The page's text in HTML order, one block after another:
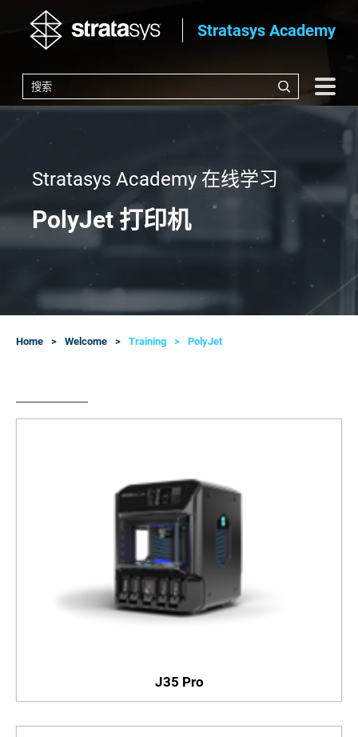
Stratasys Academy
Stratasys Academy 在线学习
PolyJet 打印机
Home Welcome Training PolyJet
J35 Pro